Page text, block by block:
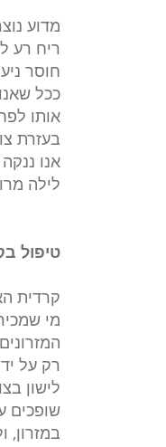
מדוע
ריח רע
חוסר
ככל
אותו
בעזרת
אנו
לילה
טיפול
קרדית
מי
רק על
לישון
שופכים
במזרון,